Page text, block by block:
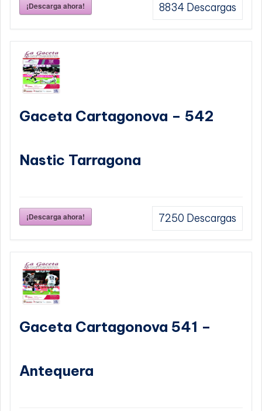
¡Descarga ahora! 8834 Descargas
Gaceta Cartagonova – 542
Nastic Tarragona
¡Descarga ahora! 7250 Descargas
Gaceta Cartagonova 541 –
Antequera